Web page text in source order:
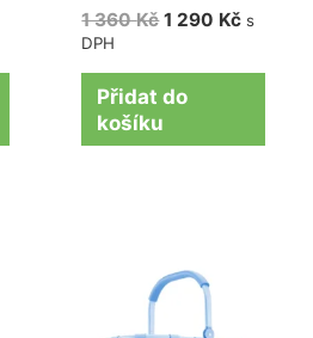
1 360Kč 1 290 Kč s
DPH
Přidat do
košíku